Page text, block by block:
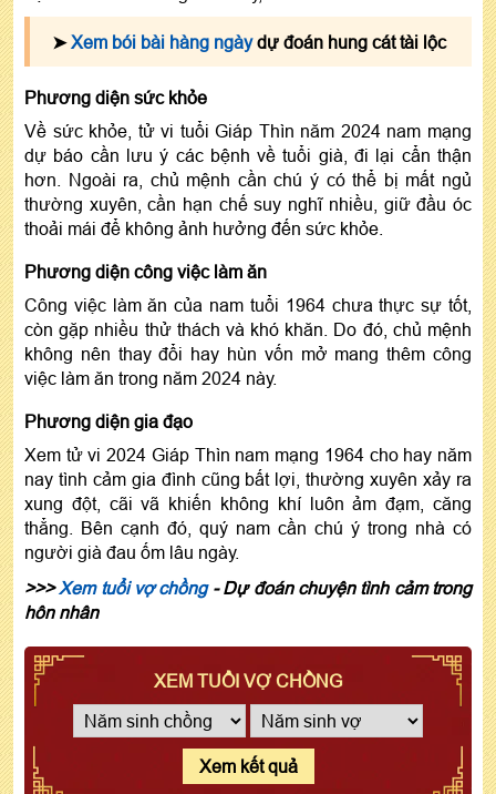
➤Xem bói bài hàng ngàydự đoán hung cát tài lộc
Phương diện sức khỏe
Về sức khỏe, tử vi tuổi Giáp Thìn năm 2024 nam mạng
dự báo cần lưu ý các bệnh về tuổi già, đi lại cẩn thận
hơn. Ngoài ra, chủ mệnh cần chú ý có thể bị mất ngủ
thường xuyên, cần hạn chế suy nghĩ nhiều, giữ đầu óc
thoải mái để không ảnh hưởng đến sức khỏe.
Phương diện công việc làm ăn
Công việc làm ăn của nam tuổi 1964 chưa thực sự tốt,
còn gặp nhiều thử thách và khó khăn. Do đó, chủ mệnh
không nên thay đổi hay hùn vốn mở mang thêm công
việc làm ăn trong năm 2024 này.
Phương diện gia đạo
Xem tử vi 2024 Giáp Thìn nam mạng 1964 cho hay năm
nay tình cảm gia đình cũng bất lợi, thường xuyên xảy ra
xung đột, cãi vã khiến không khí luôn ảm đạm, căng
thẳng. Bên cạnh đó, quý nam cần chú ý trong nhà có
người già đau ốm lâu ngày.
>>>Xem tuổi vợ chồng- Dự đoán chuyện tình cảm trong
hôn nhân
XEM TUỔI VỢ CHỒNG
Xem kết quả